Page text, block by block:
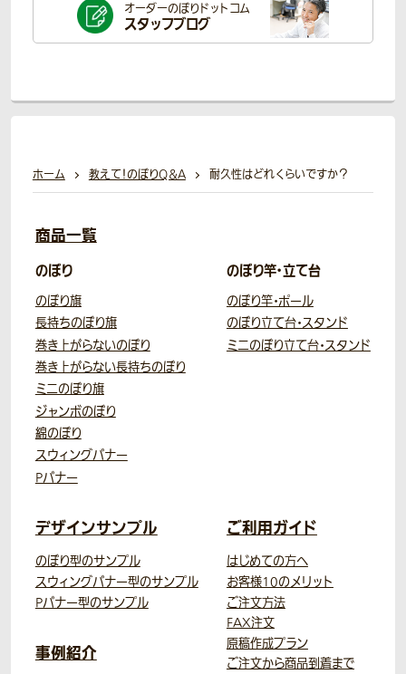
オーダーのぼりドットコム
スタッフブログ
ホーム 教えて！のぼりQ＆A 耐久性はどれくらいですか？
商品一覧
のぼり
のぼり旗
長持ちのぼり旗
巻き上がらないのぼり
巻き上がらない長持ちのぼり
ミニのぼり旗
ジャンボのぼり
綿のぼり
スウィングバナー
Pバナー
のぼり竿・立て台
のぼり竿・ポール
のぼり立て台・スタンド
ミニのぼり立て台・スタンド
デザインサンプル
のぼり型のサンプル
スウィングバナー型のサンプル
Pバナー型のサンプル
事例紹介
ご利用ガイド
はじめての方へ
お客様10のメリット
ご注文方法
FAX注文
原稿作成プラン
ご注文から商品到着まで